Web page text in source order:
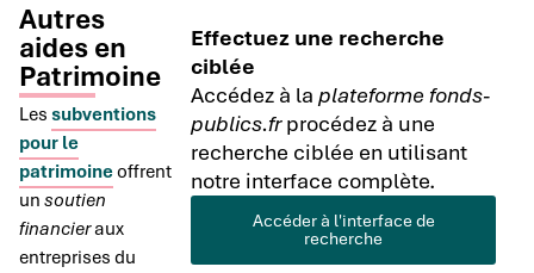
Autres
aides en
Patrimoine
Les subventions
pour le
patrimoineoffrent
un soutien
financieraux
entreprises du
Effectuez une recherche
ciblée
Accédez à laplateforme fonds-
publics.frprocédez à une
recherche ciblée en utilisant
notre interface complète.
Accéder à l'interface de
recherche